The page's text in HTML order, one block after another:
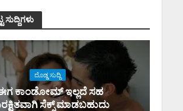
ಸುದ್ದಿಗಳು
ದೊಡ್ಡ ಸುದ್ದಿ
ಕಾಂಡೋಮ್‌ ಇಲ್ಲದೆ ಸಹ
ಸೆಕ್ಸ್‌ ಮಾಡಬಹುದು